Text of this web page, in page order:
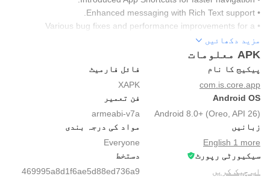
• Enhanced messaging with Rich Text support.
• Various bug fixes and performance improvements for a
smoother experience
مزید دکھائیں
APK معلومات
پیکیج کا نام
com.is.core.app
فائل فارمیٹ
XAPK
Android OS
Android 8.0+ (Oreo, API 26)
فن تعمیر
armeabi-v7a
زبانیں
English 1 more
مواد کی درجہ بندی
Everyone
سیکیورٹی رپورٹ
اب چیک کریں
دستخط
469995a8d1f6ae5d88ed736a9